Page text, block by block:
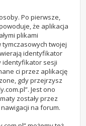
Po pierwsze,
że aplikacja
plikami
twojej
identyfikator
identyfikator sesji
ci przez aplikację
gdy przejrzysz
Jest ono
zostały przez
na forum.